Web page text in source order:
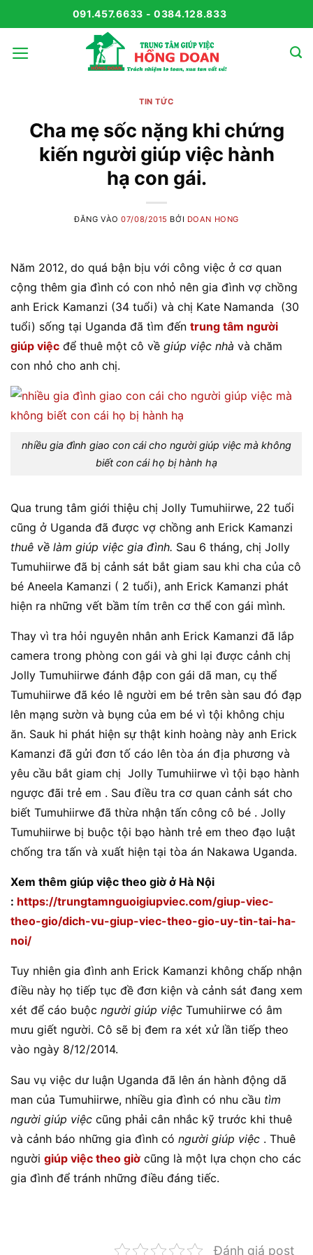
qua
nội
091.457.6633 - 0384.128.833
TIN TỨC
Cha mẹ sốc nặng khi chứng
kiến người giúp việc hành
hạ con gái.
ĐĂNG VÀO07/08/2015 BỞI DOAN HONG
Năm 2012, do quá bận bịu với công việc ở cơ quan
cộng thêm gia đình có con nhỏ nên gia đình vợ chồng
anh Erick Kamanzi (34 tuổi) và chị Kate Namanda (30
tuổi) sống tại Uganda đã tìm đến trung tâm người
giúp việc để thuê một cô về giúp việc nhà và chăm
con nhỏ cho anh chị.
nhiều gia đình giao con cái cho người giúp việc mà không
biết con cái họ bị hành hạ
Qua trung tâm giới thiệu chị Jolly Tumuhiirwe, 22 tuổi
cũng ở Uganda đã được vợ chồng anh Erick Kamanzi
thuê về làm giúp việc gia đình. Sau 6 tháng, chị Jolly
Tumuhiirwe đã bị cảnh sát bắt giam sau khi cha của cô
bé Aneela Kamanzi ( 2 tuổi), anh Erick Kamanzi phát
hiện ra những vết bầm tím trên cơ thể con gái mình.
Thay vì tra hỏi nguyên nhân anh Erick Kamanzi đã lắp
camera trong phòng con gái và ghi lại được cảnh chị
Jolly Tumuhiirwe đánh đập con gái dã man, cụ thể
Tumuhiirwe đã kéo lê người em bé trên sàn sau đó đạp
lên mạng sườn và bụng của em bé vì tội không chịu
ăn. Sauk hi phát hiện sự thật kinh hoàng này anh Erick
Kamanzi đã gửi đơn tố cáo lên tòa án địa phương và
yêu cầu bắt giam chị Jolly Tumuhiirwe vì tội bạo hành
ngược đãi trẻ em . Sau điều tra cơ quan cảnh sát cho
biết Tumuhiirwe đã thừa nhận tấn công cô bé . Jolly
Tumuhiirwe bị buộc tội bạo hành trẻ em theo đạo luật
chống tra tấn và xuất hiện tại tòa án Nakawa Uganda.
Xem thêm giúp việc theo giờ ở Hà Nội
: https://trungtamnguoigiupviec.com/giup-viec-
theo-gio/dich-vu-giup-viec-theo-gio-uy-tin-tai-ha-
noi/
Tuy nhiên gia đình anh Erick Kamanzi không chấp nhận
điều này họ tiếp tục đề đơn kiện và cảnh sát đang xem
xét để cáo buộc người giúp việc Tumuhiirwe có âm
mưu giết người. Cô sẽ bị đem ra xét xử lần tiếp theo
vào ngày 8/12/2014.
Sau vụ việc dư luận Uganda đã lên án hành động dã
man của Tumuhiirwe, nhiều gia đình có nhu cầu tìm
người giúp việc cũng phải cân nhắc kỹ trước khi thuê
và cảnh báo những gia đình có người giúp việc . Thuê
người giúp việc theo giờ cũng là một lựa chọn cho các
gia đình để tránh những điều đáng tiếc.
Đánh giá post